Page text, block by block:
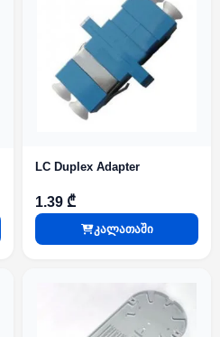
LC Duplex Adapter
1.39 ₾
კალათაში